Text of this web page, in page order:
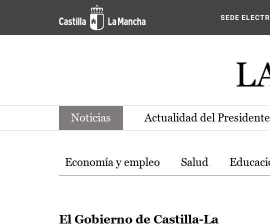
Pasar al contenido principal
Noticias de la región de Castilla-
SEDE
Noticias Actualidad del Presidente
Temas
Economía y empleo Salud
El Gobierno de Castilla-La